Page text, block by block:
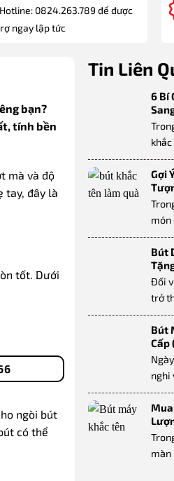
0824.263.789 để được
ngay lập tức
bạn?
tính bền
mà và độ
tay, đây là
tốt. Dưới
ngòi bút
có thể
thoải
Tin Liên
6 Bí
Gợi
món
Bút
Đối
trở
Bút
Cấp
nghi
màn